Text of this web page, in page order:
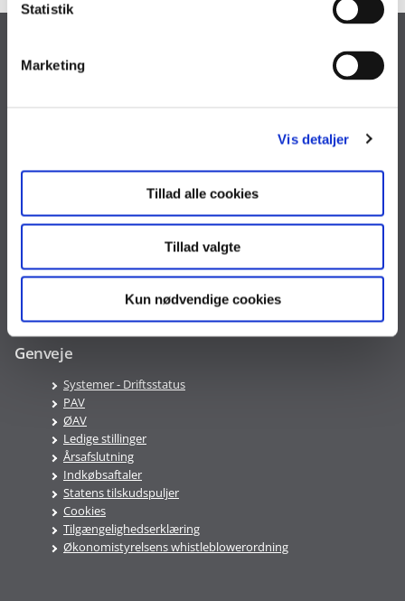
k
Statistik
Marketing
Vis detaljer
Tillad alle cookies
Tillad valgte
Kun nødvendige cookies
VAT nr. DK 33467826
Telefontid
Mandag-Fredag 9:00-16:00
Genveje
Systemer - Driftsstatus
PAV
ØAV
Ledige stillinger
Årsafslutning
Indkøbsaftaler
Statens tilskudspuljer
Cookies
Tilgængelighedserklæring
Økonomistyrelsens whistleblowerordning